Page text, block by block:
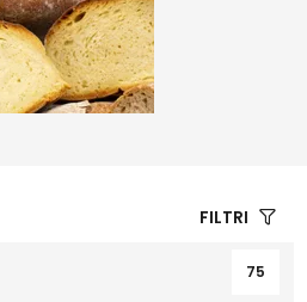
FILTRI
75